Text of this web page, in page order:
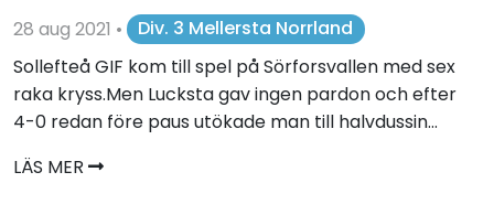
28 aug 2021 •
Div. 3 Mellersta Norrland
Sollefteå GIF kom till spel på Sörforsvallen med sex
raka kryss.Men Lucksta gav ingen pardon och efter
4-0 redan före paus utökade man till halvdussin...
LÄS MER